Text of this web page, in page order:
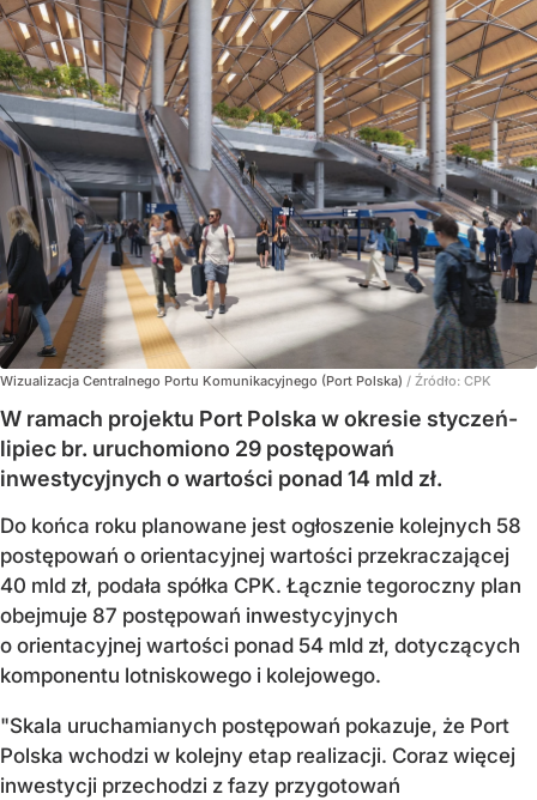
Wizualizacja Centralnego Portu Komunikacyjnego (Port Polska) / Źródło: CPK
W ramach projektu Port Polska w okresie styczeń-
lipiec br. uruchomiono 29 postępowań
inwestycyjnych o wartości ponad 14 mld zł.
Do końca roku planowane jest ogłoszenie kolejnych 58
postępowań o orientacyjnej wartości przekraczającej
40 mld zł, podała spółka CPK. Łącznie tegoroczny plan
obejmuje 87 postępowań inwestycyjnych
o orientacyjnej wartości ponad 54 mld zł, dotyczących
komponentu lotniskowego i kolejowego.
"Skala uruchamianych postępowań pokazuje, że Port
Polska wchodzi w kolejny etap realizacji. Coraz więcej
inwestycji przechodzi z fazy przygotowań